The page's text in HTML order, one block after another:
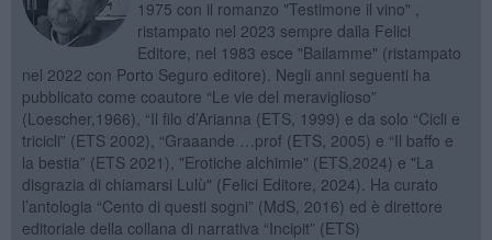
1975 con il romanzo "Testimone il vino" ,
ristampato nel 2023 sempre dalla Felici
Editore, nel 1983 esce "Bailamme" (ristampato
nel 2022 con Porto Seguro editore). Negli anni seguenti ha
pubblicato come coautore “Le vie del meraviglioso”
(Loescher,1966), “Il filo d’Arianna (ETS, 1999) e da solo “Cicli e
tricicli” (ETS 2002), “Graaande …prof (ETS, 2005) e “Il baffo e
la bestia” (ETS 2021), "Erotiche alchimie" (ETS,2024) e "La
disgrazia di chiamarsi Lulù" (Felici Editore, 2024). Ha curato
l’antologia “Cento di questi sogni” (MdS, 2016) ed è direttore
editoriale della collana di narrativa “Incipit” (ETS)